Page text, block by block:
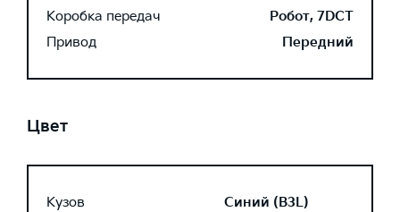
Коробка передач
Робот, 7DCT
Привод
Передний
Цвет
Кузов Синий (B3L)